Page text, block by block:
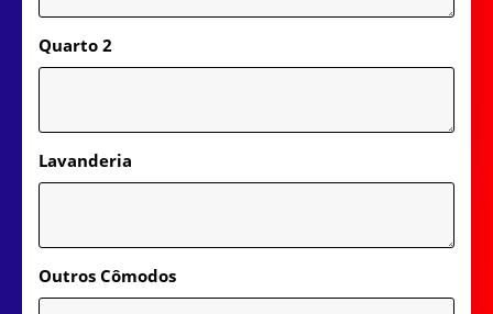
Quarto 2
Lavanderia
Outros Cômodos